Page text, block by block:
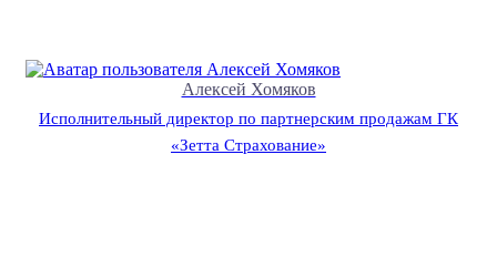
Алексей Хомяков
Исполнительный директор по партнерским продажам ГК
«Зетта Страхование»